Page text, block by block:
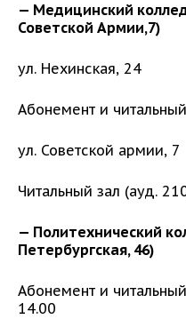
— Медицинский
Советской Армии,7)
ул. Нехинская, 24
Абонемент и
ул. Советской армии, 7
Читальный зал (ауд.
— Политехнический
Петербургская, 46)
Абонемент и
14.00